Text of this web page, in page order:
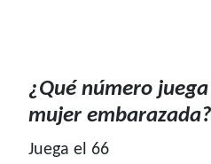
¿Qué número
mujer embarazada?
Juega el 66